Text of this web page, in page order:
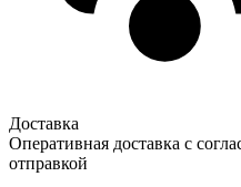
Доставка
Оперативная доставка с
отправкой